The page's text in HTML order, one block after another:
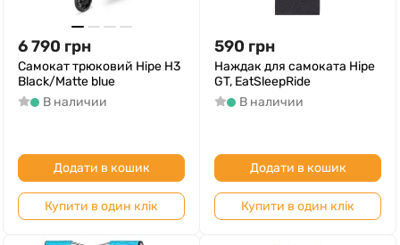
6 790 грн
Самокат трюковий Hipe H3
Black/Matte blue
В наличии
Додати в кошик
Купити в один клік
590 грн
Наждак для самоката Hipe
GT, EatSleepRide
В наличии
Додати в кошик
Купити в один клік